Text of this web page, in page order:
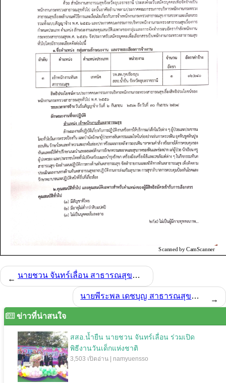
← นายชวน จันทร์เลื่อน สาธารณสุขอำเภอน้ำยืน จัดประชุมประจำเดือน มิ.ย.62
นายพีระพล เดชบุญ สาธารณสุขอำเภอน้ำยืน จัดประชุมประจำเดือน พ.ย.62
→
ข่าวที่น่าสนใจ
สสอ.น้ำยืน นายชวน จันทร์เลื่อน ร่วมเปิด
พิธีงานวันเด็กแห่งชาติ
3,503 เปิดอ่าน | namyuensso